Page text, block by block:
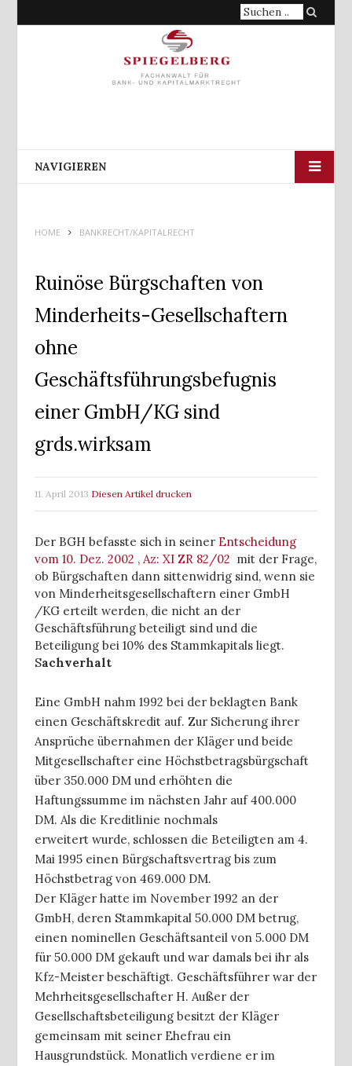
Suche
NAVIGIEREN
HOME BANKRECHT/KAPITALRECHT
Ruinöse Bürgschaften von
Minderheits-Gesellschaftern
ohne
Geschäftsführungsbefugnis
einer GmbH/KG sind
grds.wirksam
11. April 2013 Diesen Artikel drucken
Der BGH befasste sich in seiner Entscheidung
vom 10. Dez. 2002 , Az: XI ZR 82/02 mit der Frage,
ob Bürgschaften dann sittenwidrig sind, wenn sie
von Minderheitsgesellschaftern einer GmbH
/KG erteilt werden, die nicht an der
Geschäftsführung beteiligt sind und die
Beteiligung bei 10% des Stammkapitals liegt.
Sachverhalt
Eine GmbH nahm 1992 bei der beklagten Bank
einen Geschäftskredit auf. Zur Sicherung ihrer
Ansprüche übernahmen der Kläger und beide
Mitgesellschafter eine Höchstbetragsbürgschaft
über 350.000 DM und erhöhten die
Haftungssumme im nächsten Jahr auf 400.000
DM. Als die Kreditlinie nochmals
erweitert wurde, schlossen die Beteiligten am 4.
Mai 1995 einen Bürgschaftsvertrag bis zum
Höchstbetrag von 469.000 DM.
Der Kläger hatte im November 1992 an der
GmbH, deren Stammkapital 50.000 DM betrug,
einen nominellen Geschäftsanteil von 5.000 DM
für 50.000 DM gekauft und war damals bei ihr als
Kfz-Meister beschäftigt. Geschäftsführer war der
Mehrheitsgesellschafter H. Außer der
Gesellschaftsbeteiligung besitzt der Kläger
gemeinsam mit seiner Ehefrau ein
Hausgrundstück. Monatlich verdiene er im